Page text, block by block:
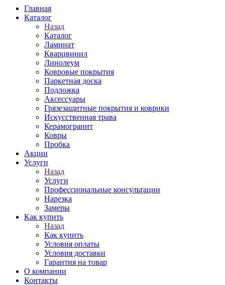
Главная
Каталог
Назад
Каталог
Ламинат
Кварцвинил
Линолеум
Ковровые покрытия
Паркетная доска
Подложка
Аксессуары
Грязезащитные покрытия и коврики
Искусственная трава
Керамогранит
Ковры
Пробка
Акции
Услуги
Назад
Услуги
Профессиональные консультации
Нарезка
Замеры
Как купить
Назад
Как купить
Условия оплаты
Условия доставки
Гарантия на товар
О компании
Контакты